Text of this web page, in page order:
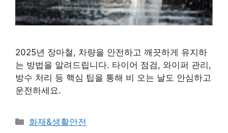
2025년 장마철, 차량을 안전하고 깨끗하게 유지하
는 방법을 알려드립니다. 타이어 점검, 와이퍼 관리,
방수 처리 등 핵심 팁을 통해 비 오는 날도 안심하고
운전하세요.
카
화재&생활안전